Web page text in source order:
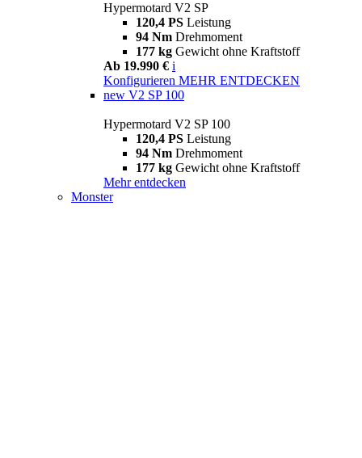
Hypermotard V2 SP
120,4 PS Leistung
94 Nm Drehmoment
177 kg Gewicht ohne Kraftstoff
Ab 19.990 € i
Konfigurieren MEHR ENTDECKEN
new V2 SP 100
Hypermotard V2 SP 100
120,4 PS Leistung
94 Nm Drehmoment
177 kg Gewicht ohne Kraftstoff
Mehr entdecken
Monster